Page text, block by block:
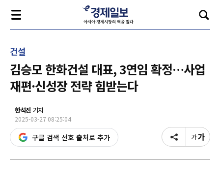
건설
김승모 한화건설 대표, 3연임 확정…사업
재편·신성장 전략 힘받는다
한석진 기자
2025-03-27 08:25:04
구글 검색 선호 출처로 추가